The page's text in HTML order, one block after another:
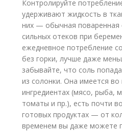
Контролируйте
удерживают жидкость в
них — обычная поваренная
сильных отеков при
ежедневное потребление
без горки, лучше даже
забывайте, что соль
из солонки. Она имеется
ингредиентах (мясо, рыба,
томаты и пр.), есть почти
готовых продуктах — от
временем вы даже можете